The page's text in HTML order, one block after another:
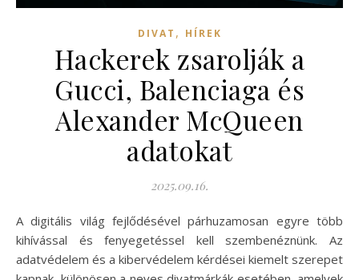
DIVAT , HÍREK
Hackerek zsarolják a
Gucci, Balenciaga és
Alexander McQueen
adatokat
2025.09.16.
A digitális világ fejlődésével párhuzamosan egyre több
kihívással és fenyegetéssel kell szembenéznünk. Az
adatvédelem és a kibervédelem kérdései kiemelt szerepet